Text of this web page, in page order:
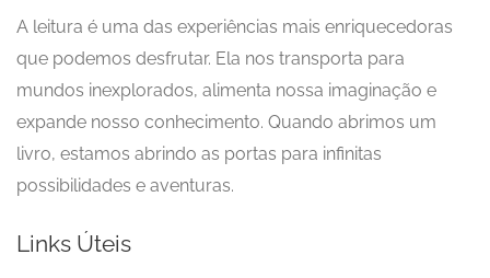
A leitura é uma das experiências mais enriquecedoras
que podemos desfrutar. Ela nos transporta para
mundos inexplorados, alimenta nossa imaginação e
expande nosso conhecimento. Quando abrimos um
livro, estamos abrindo as portas para infinitas
possibilidades e aventuras.
Links Úteis